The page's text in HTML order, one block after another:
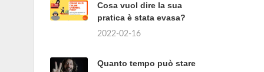
Cosa vuol dire la sua
pratica è stata evasa?
2022-02-16
Quanto tempo può stare